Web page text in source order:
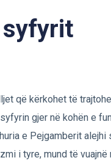
syfyrit
që kërkohet të
gjer në kohën e
e Pejgamberit
i tyre, mund të